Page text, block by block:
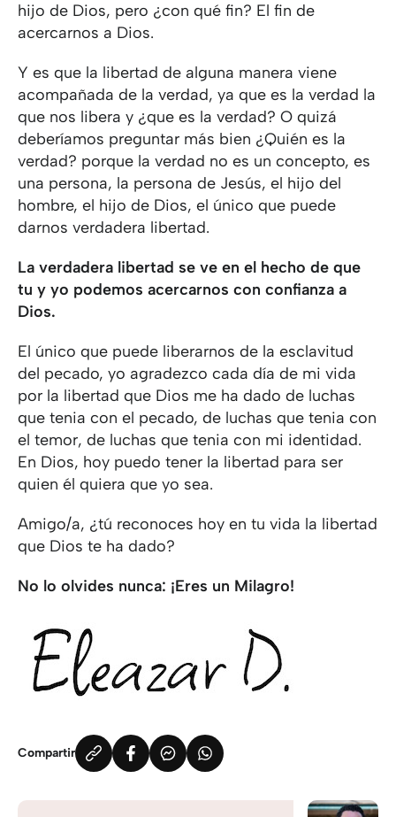
hijo de Dios, pero ¿con qué fin? El fin de
acercarnos a Dios.
Y es que la libertad de alguna manera viene
acompañada de la verdad, ya que es la verdad la
que nos libera y ¿que es la verdad? O quizá
deberíamos preguntar más bien ¿Quién es la
verdad? porque la verdad no es un concepto, es
una persona, la persona de Jesús, el hijo del
hombre, el hijo de Dios, el único que puede
darnos verdadera libertad.
La verdadera libertad se ve en el hecho de que
tu y yo podemos acercarnos con confianza a
Dios.
El único que puede liberarnos de la esclavitud
del pecado, yo agradezco cada día de mi vida
por la libertad que Dios me ha dado de luchas
que tenia con el pecado, de luchas que tenia con
el temor, de luchas que tenia con mi identidad.
En Dios, hoy puedo tener la libertad para ser
quien él quiera que yo sea.
Amigo/a, ¿tú reconoces hoy en tu vida la libertad
que Dios te ha dado?
No lo olvides nunca: ¡Eres un Milagro!
Compartir